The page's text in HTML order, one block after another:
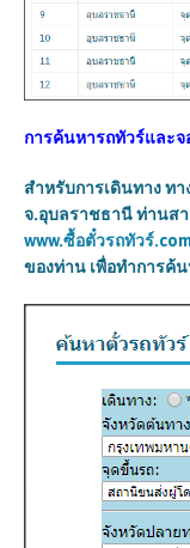
การค้นหารถทัวร์และ
สำหรับการเดินทาง ทา
จ.อุบลราชธานี ท่านส
www.ซื้อตั๋วรถทัวร์
ของท่าน เพื่อทำการค้